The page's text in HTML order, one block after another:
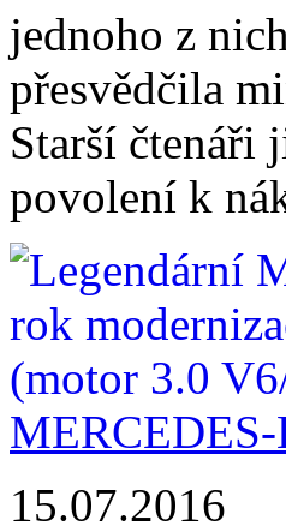
jednoho z
přesvědčila
Starší čtenáři
povolení k
15.07.2016